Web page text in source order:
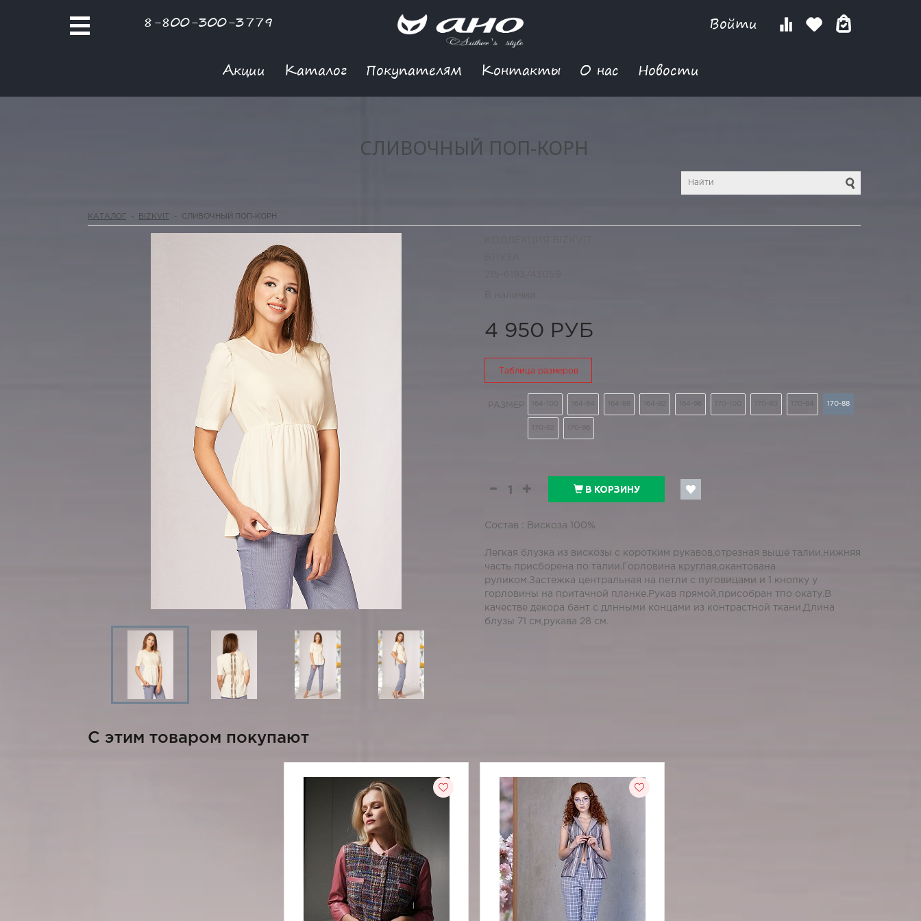
8-800-300-3779 Войти
Акции Каталог Покупателям Контакты О нас Новости
СЛИВОЧНЫЙ ПОП-КОРН
КАТАЛОГ - BIZKVIT - СЛИВОЧНЫЙ ПОП-КОРН
4 950 РУБ
Таблица размеров
РАЗМЕР 164-100 164-84 164-88 164-92 164-96 170-100 170-80 170-84 170-88
170-92 170-96
В КОРЗИНУ
Состав : Вискоза 100%
Легкая блузка из вискозы с коротким рукавов,отрезная выше талии,нижняя
часть присборена по талии.Горловина круглая,окантована
руликом.Застежка центральная на петли с пуговицами и 1 кнопку у
горловины на притачной планке.Рукав прямой,присобран тпо окату.В
качестве декора бант с длнными концами из контрастной ткани.Длина
блузы 71 см,рукава 28 см.
C этим товаром покупают